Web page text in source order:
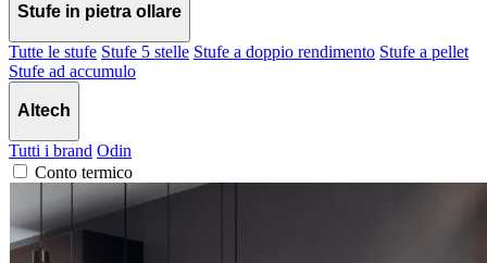
Stufe in pietra ollare
Tutte le stufe Stufe 5 stelle Stufe a doppio rendimento Stufe a pellet
Stufe ad accumulo
Altech
Tutti i brand Odin
Conto termico